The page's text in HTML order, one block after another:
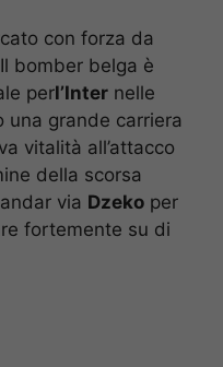
con forza da
bomber belga è
perl’Inter nelle
una grande carriera
vitalità all’attacco
della scorsa
via Dzeko per
fortemente su di